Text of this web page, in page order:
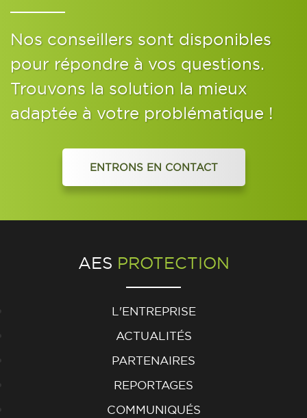
Nos conseillers sont disponibles
pour répondre à vos questions.
Trouvons la solution la mieux
adaptée à votre problématique !
ENTRONS EN CONTACT
AES PROTECTION
L'ENTREPRISE
ACTUALITÉS
PARTENAIRES
REPORTAGES
COMMUNIQUÉS